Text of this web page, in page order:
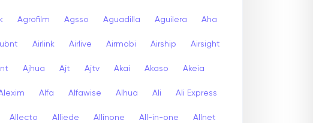
Agrofilm Agsso Aguadilla Aguilera Aha
Airlink Airlive Airmobi Airship Airsight
Ajhua Ajt Ajtv Akai Akaso Akeia
Alfa Alfawise Alhua Ali Ali Express
Allecto Alliede Allinone All-in-one Allnet